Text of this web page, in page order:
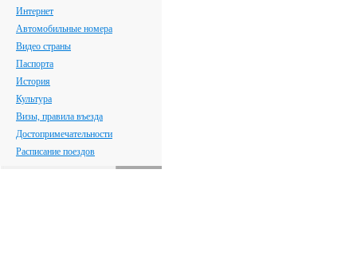
Интернет
Автомобильные номера
Видео страны
Паспорта
История
Культура
Визы, правила въезда
Достопримечательности
Расписание поездов